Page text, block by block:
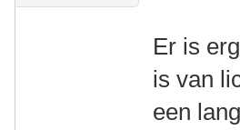
Er is
is van
een